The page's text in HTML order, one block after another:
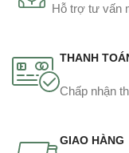
Hỗ trợ tư vấn
THANH
Chấp nhận
GIAO HÀNG